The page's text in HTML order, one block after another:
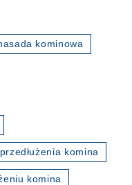
kominowa
przedłużenia komina
komina